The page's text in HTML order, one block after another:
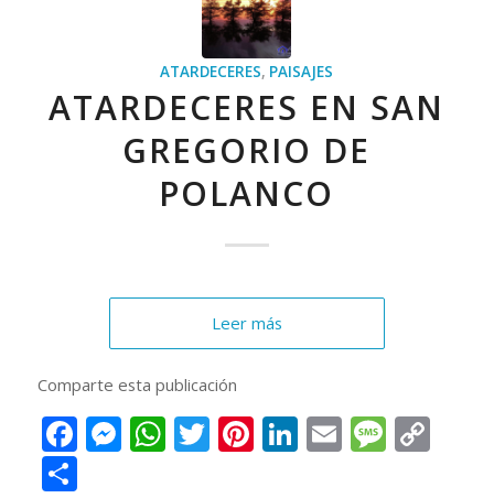
ATARDECERES, PAISAJES
ATARDECERES EN SAN
GREGORIO DE
POLANCO
Leer más
Comparte esta publicación
Facebook
Messenger
WhatsApp
Twitter
Pinterest
LinkedIn
Email
Compartir